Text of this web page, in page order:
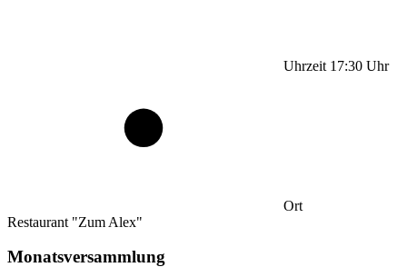
Uhrzeit 17:30 Uhr
Ort
Restaurant "Zum Alex"
Monatsversammlung